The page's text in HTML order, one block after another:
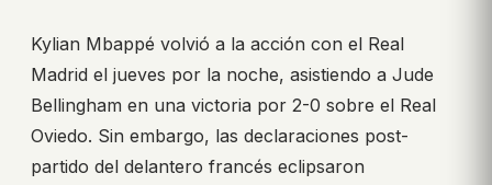
Kylian Mbappé volvió a la acción con el Real
Madrid el jueves por la noche, asistiendo a Jude
Bellingham en una victoria por 2-0 sobre el Real
Oviedo. Sin embargo, las declaraciones post-
partido del delantero francés eclipsaron